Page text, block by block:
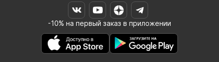
-10% на первый заказ в приложении